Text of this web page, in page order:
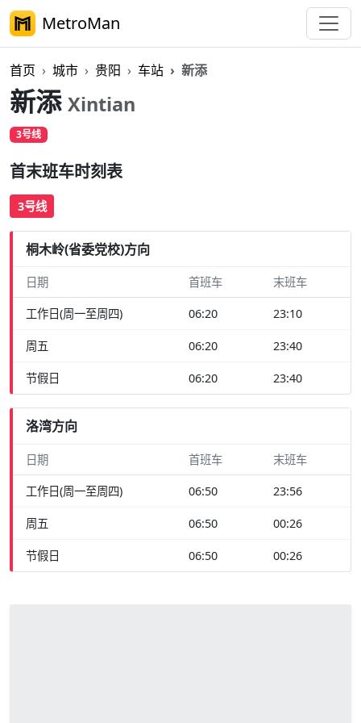
MetroMan
首页 城市 贵阳 车站 新添
新添 Xintian
3号线
首末班车时刻表
3号线
桐木岭(省委党校)方向
日期 首班车 末班车
工作日(周一至周四) 06:20 23:10
周五 06:20 23:40
节假日 06:20 23:40
洛湾方向
日期 首班车 末班车
工作日(周一至周四) 06:50 23:56
周五 06:50 00:26
节假日 06:50 00:26